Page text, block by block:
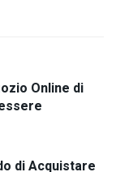
Online di
di Acquistare